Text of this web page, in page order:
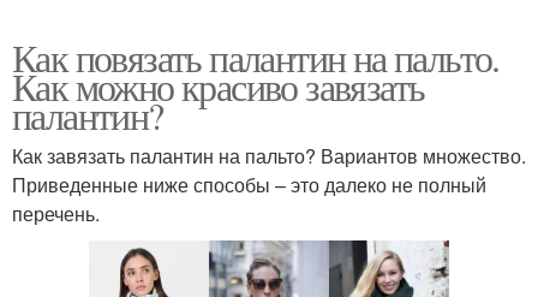
Как повязать палантин на пальто.
Как можно красиво завязать
палантин?
Как завязать палантин на пальто? Вариантов множество.
Приведенные ниже способы – это далеко не полный
перечень.